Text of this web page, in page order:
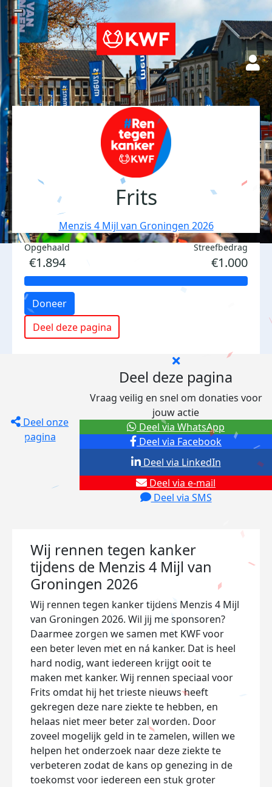
Frits
Menzis 4 Mijl van Groningen 2026
Opgehaald
€1.894
Streefbedrag
€1.000
Doneer
Deel deze pagina
Deel onze
pagina
Deel deze pagina
Vraag veilig en snel om donaties voor
jouw actie
Deel via Facebook
Deel via e-mail
Deel via SMS
Deel via LinkedIn
Deel via WhatsApp
Wij rennen tegen kanker
tijdens de Menzis 4 Mijl van
Groningen 2026
Wij rennen tegen kanker tijdens Menzis 4 Mijl
van Groningen 2026. Wil jij me sponsoren?
Daarmee zorgen we samen met KWF voor
een beter leven met en ná kanker. Dat is heel
hard nodig, want iedereen krijgt ooit te
maken met kanker. Wij rennen speciaal voor
Frits omdat hij het trieste nieuws heeft
gekregen deze nare ziekte te hebben, en
helaas niet meer beter zal worden. Door
zoveel mogelijk geld in te zamelen, willen we
helpen het onderzoek naar deze ziekte te
verbeteren zodat de kans op genezing in de
toekomst voor iedereen een stuk groter